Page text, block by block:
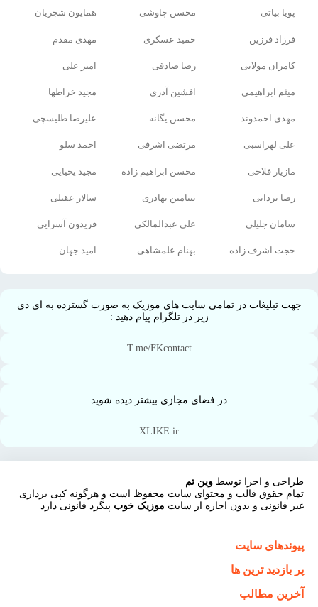
پویا بیاتی محسن چاوشی همایون شجریان
فرزاد فرزین حمید عسکری مهدی مقدم
کامران مولایی رضا صادقی امیر علی
میثم ابراهیمی افشین آذری مجید خراطها
مهدی احمدوند محسن یگانه علیرضا طلیسچی
علی لهراسبی مرتضی اشرفی احمد سلو
مازیار فلاحی محسن ابراهیم زاده مجید یحیایی
رضا یزدانی بنیامین بهادری سالار عقیلی
سامان جلیلی علی عبدالمالکی فریدون آسرایی
حجت اشرف زاده بهنام علمشاهی امید جهان
جهت تبلیغات در تمامی سایت های موزیک به صورت گسترده به ای دی
زیر در تلگرام پیام دهید :
T.me/FKcontact
در فضای مجازی بیشتر دیده شوید
XLIKE.ir
طراحی و اجرا توسط وین تم
تمام حقوق قالب و محتوای سایت محفوظ است و هرگونه کپی برداری
غیر قانونی و بدون اجازه از سایت موزیک خوب پیگرد قانونی دارد
پیوندهای سایت
پر بازدید ترین ها
آخرین مطالب